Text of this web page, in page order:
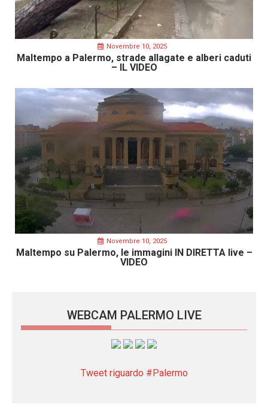
Novembre 10, 2025
Maltempo a Palermo, strade allagate e alberi caduti
– IL VIDEO
Novembre 10, 2025
Maltempo su Palermo, le immagini IN DIRETTA live –
VIDEO
WEBCAM PALERMO LIVE
Tweet riguardo #Palermo